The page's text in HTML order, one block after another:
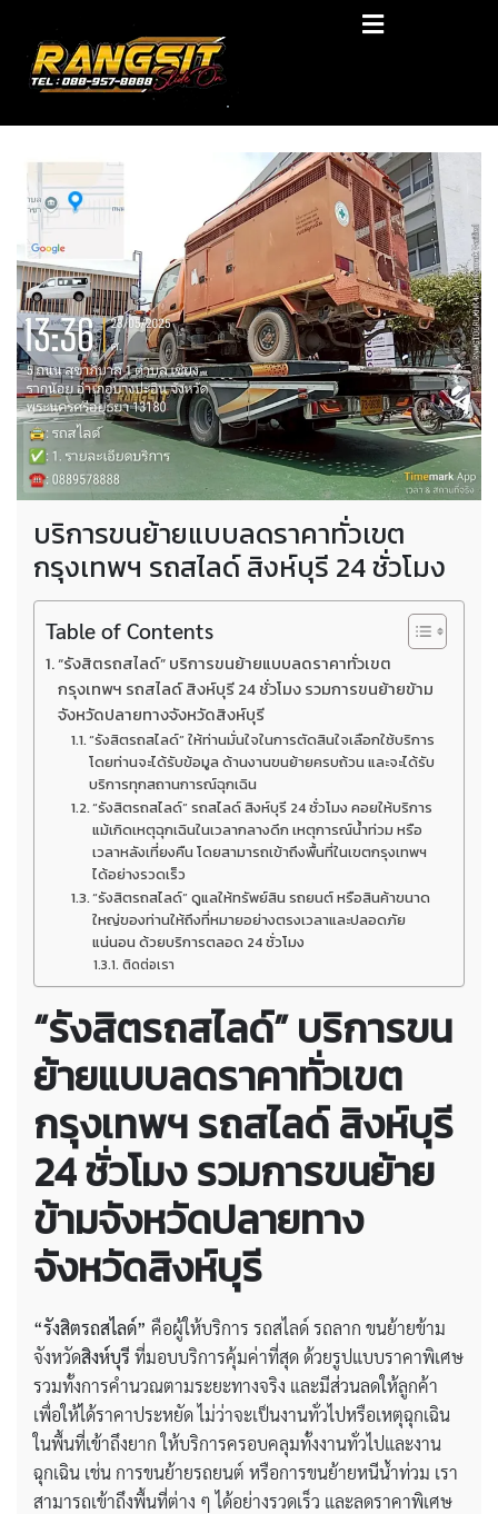
content
RANGSIT SlideON
รถยก168 รถสไลด์รังสิต รถสไลด์ ราคาถูก
บริการขนย้ายแบบลดราคาทั่วเขต
กรุงเทพฯ รถสไลด์ สิงห์บุรี 24 ชั่วโมง
Table of Contents
“รังสิตรถสไลด์” บริการขนย้ายแบบลดราคาทั่วเขต
กรุงเทพฯ รถสไลด์ สิงห์บุรี 24 ชั่วโมง รวมการขนย้ายข้าม
จังหวัดปลายทางจังหวัดสิงห์บุรี
“รังสิตรถสไลด์” ให้ท่านมั่นใจในการตัดสินใจเลือกใช้บริการ
โดยท่านจะได้รับข้อมูล ด้านงานขนย้ายครบถ้วน และจะได้รับ
บริการทุกสถานการณ์ฉุกเฉิน
“รังสิตรถสไลด์” รถสไลด์ สิงห์บุรี 24 ชั่วโมง คอยให้บริการ
แม้เกิดเหตุฉุกเฉินในเวลากลางดึก เหตุการณ์น้ำท่วม หรือ
เวลาหลังเที่ยงคืน โดยสามารถเข้าถึงพื้นที่ในเขตกรุงเทพฯ
ได้อย่างรวดเร็ว
“รังสิตรถสไลด์” ดูแลให้ทรัพย์สิน รถยนต์ หรือสินค้าขนาด
ใหญ่ของท่านให้ถึงที่หมายอย่างตรงเวลาและปลอดภัย
แน่นอน ด้วยบริการตลอด 24 ชั่วโมง
ติดต่อเรา
“รังสิตรถสไลด์” บริการขน
ย้ายแบบลดราคาทั่วเขต
กรุงเทพฯ รถสไลด์ สิงห์บุรี
24 ชั่วโมง รวมการขนย้าย
ข้ามจังหวัดปลายทาง
จังหวัดสิงห์บุรี
“รังสิตรถสไลด์” คือผู้ให้บริการ รถสไลด์ รถลาก ขนย้ายข้าม
จังหวัดสิงห์บุรี ที่มอบบริการคุ้มค่าที่สุด ด้วยรูปแบบราคาพิเศษ
รวมทั้งการคำนวณตามระยะทางจริง และมีส่วนลดให้ลูกค้า
เพื่อให้ได้ราคาประหยัด ไม่ว่าจะเป็นงานทั่วไปหรือเหตุฉุกเฉิน
ในพื้นที่เข้าถึงยาก ให้บริการครอบคลุมทั้งงานทั่วไปและงาน
ฉุกเฉิน เช่น การขนย้ายรถยนต์ หรือการขนย้ายหนีน้ำท่วม เรา
สามารถเข้าถึงพื้นที่ต่าง ๆ ได้อย่างรวดเร็ว และลดราคาพิเศษ